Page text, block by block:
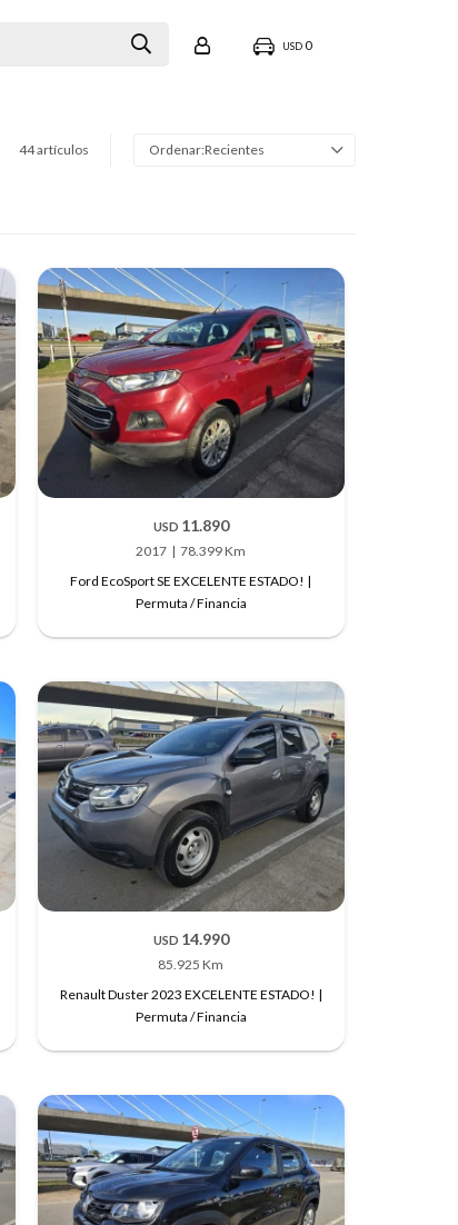
USD 0
44 artículos Recientes
USD 11.890
2017
78.399 Km
Ford EcoSport SE EXCELENTE ESTADO! |
Permuta / Financia
USD 14.990
85.925 Km
Renault Duster 2023 EXCELENTE ESTADO! |
Permuta / Financia